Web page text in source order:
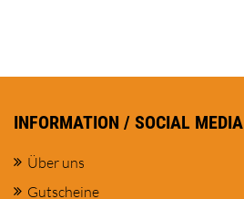
INFORMATION / SOCIAL MEDIA
Über uns
Gutscheine